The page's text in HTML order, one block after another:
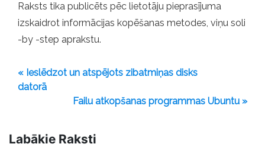
Raksts tika publicēts pēc lietotāju pieprasījuma
izskaidrot informācijas kopēšanas metodes, viņu soli
-by -step aprakstu.
« Ieslēdzot un atspējots zibatmiņas disks
datorā
Failu atkopšanas programmas Ubuntu »
Labākie Raksti